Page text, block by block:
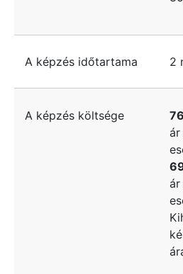
A képzés időtartama 2
A képzés költsége
ár